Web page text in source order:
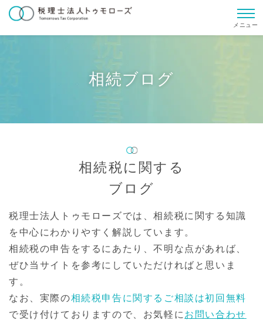
メニュー
相続ブログ
相続税に関する
ブログ
税理士法人トゥモローズでは、相続税に関する知識
を中心にわかりやすく解説しています。
相続税の申告をするにあたり、不明な点があれば、
ぜひ当サイトを参考にしていただければと思いま
す。
なお、実際の相続税申告に関するご相談は初回無料
で受け付けておりますので、 お気軽に お問い合わせ